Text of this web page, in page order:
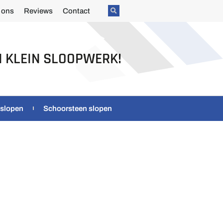
ons Reviews Contact
KLEIN SLOOPWERK!
Schoorsteen slopen